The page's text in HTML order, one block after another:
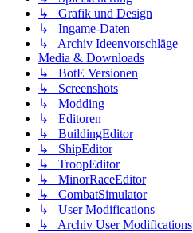
↳ Grafik und Design
↳ Ingame-Daten
↳ Archiv Ideenvorschläge
Media & Downloads
↳ BotE Versionen
↳ Screenshots
↳ Modding
↳ Editoren
↳ BuildingEditor
↳ ShipEditor
↳ TroopEditor
↳ MinorRaceEditor
↳ CombatSimulator
↳ User Modifications
↳ Archiv User Modifications